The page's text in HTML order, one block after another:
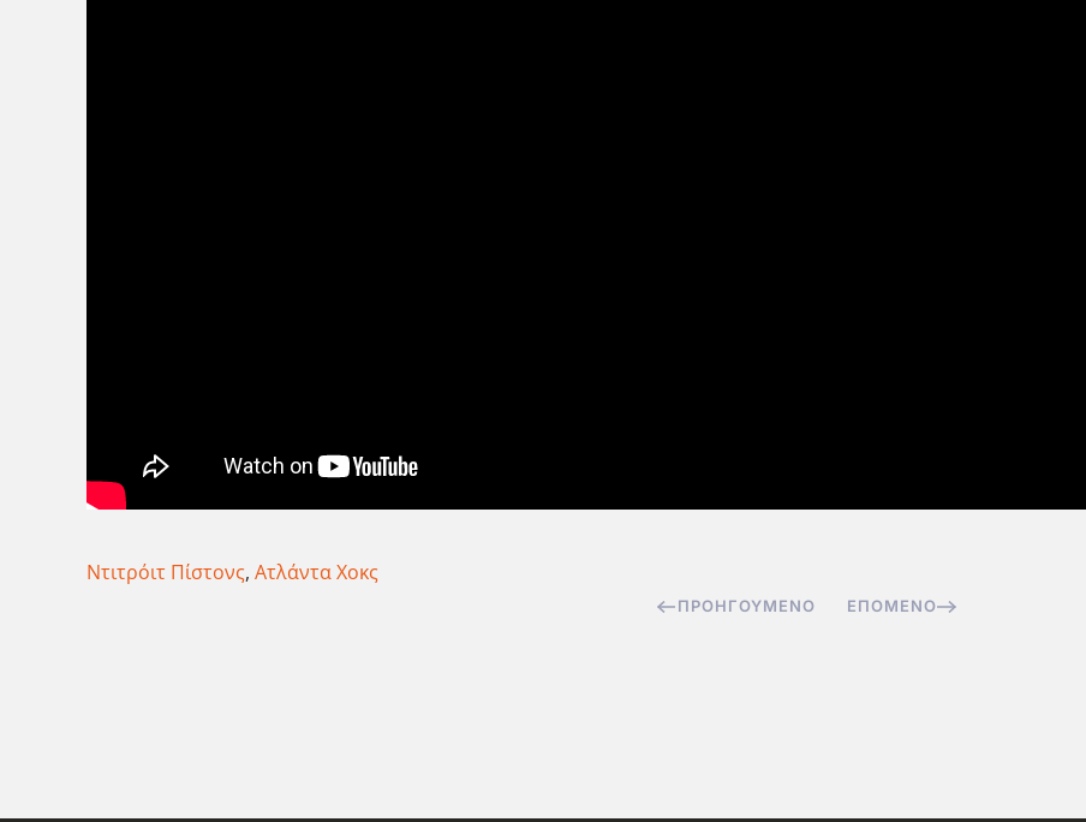
Ντιτρόιτ Πίστονς, Ατλάντα Χοκς
ΠΡΟΗΓΟΎΜΕΝΟ ΕΠΌΜΕΝΟ